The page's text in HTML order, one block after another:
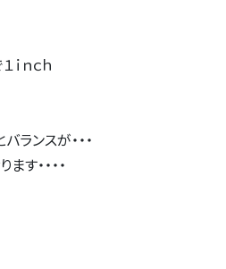
ｎｃｈ
ンスが・・・
・・・・